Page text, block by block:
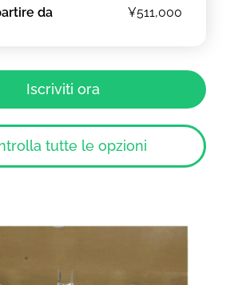
da ¥511,000
Iscriviti ora
tutte le opzioni